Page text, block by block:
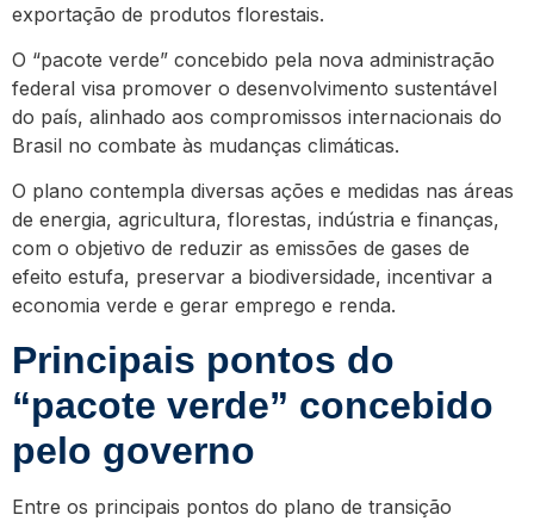
exportação de produtos florestais.
O “pacote verde” concebido pela nova administração
federal visa promover o desenvolvimento sustentável
do país, alinhado aos compromissos internacionais do
Brasil no combate às mudanças climáticas.
O plano contempla diversas ações e medidas nas áreas
de energia, agricultura, florestas, indústria e finanças,
com o objetivo de reduzir as emissões de gases de
efeito estufa, preservar a biodiversidade, incentivar a
economia verde e gerar emprego e renda.
Principais pontos do
“pacote verde” concebido
pelo governo
Entre os principais pontos do plano de transição